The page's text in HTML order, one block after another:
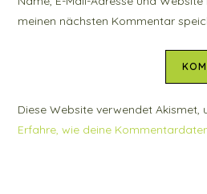
Kommentieren
ein
meinen nächsten Kommentar
Diese Website verwendet Akismet,
Erfahre, wie deine